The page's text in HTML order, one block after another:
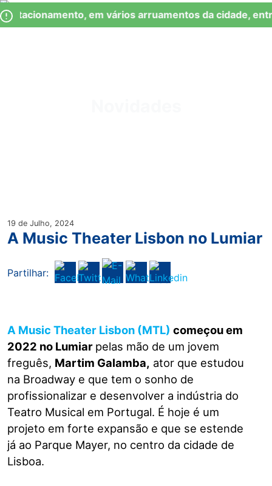
Observação:
este
Skip
to
em vários arruamentos da cidade,
19 de Julho, 2024
A Music Theater Lisbon no Lumiar
Partilhar:
A Music Theater Lisbon (MTL) começou em
2022 no Lumiar pelas mão de um jovem
freguês, Martim Galamba, ator que estudou
na Broadway e que tem o sonho de
profissionalizar e desenvolver a indústria do
Teatro Musical em Portugal. É hoje é um
projeto em forte expansão e que se estende
já ao Parque Mayer, no centro da cidade de
Lisboa.